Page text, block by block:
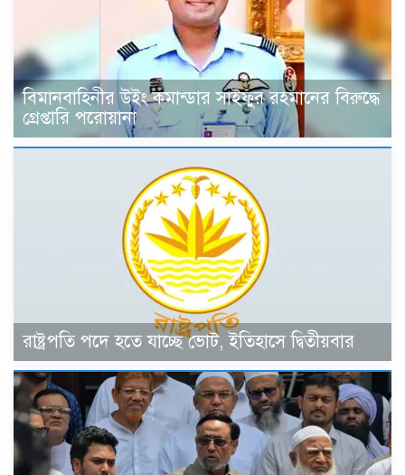
বিমানবাহিনীর উইং কমান্ডার সাইফুর রহমানের বিরুদ্ধে
গ্রেপ্তারি পরোয়ানা
রাষ্ট্রপতি পদে হতে যাচ্ছে ভোট, ইতিহাসে দ্বিতীয়বার